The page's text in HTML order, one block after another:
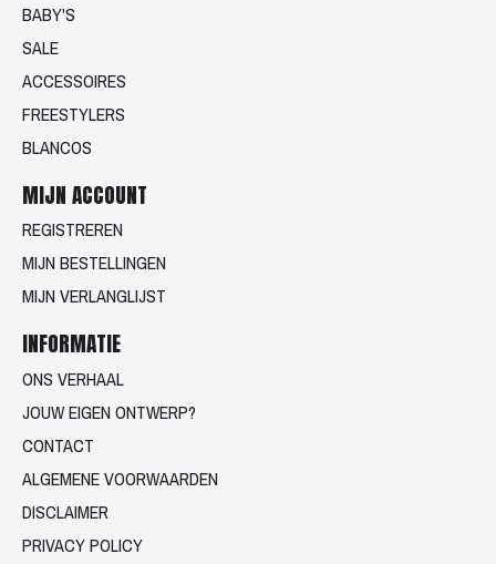
BABY'S
SALE
ACCESSOIRES
FREESTYLERS
BLANCOS
MIJN ACCOUNT
REGISTREREN
MIJN BESTELLINGEN
MIJN VERLANGLIJST
INFORMATIE
ONS VERHAAL
JOUW EIGEN ONTWERP?
CONTACT
ALGEMENE VOORWAARDEN
DISCLAIMER
PRIVACY POLICY